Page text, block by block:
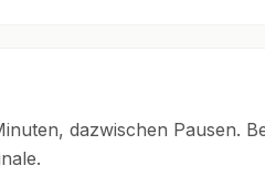
dazwischen Pausen.